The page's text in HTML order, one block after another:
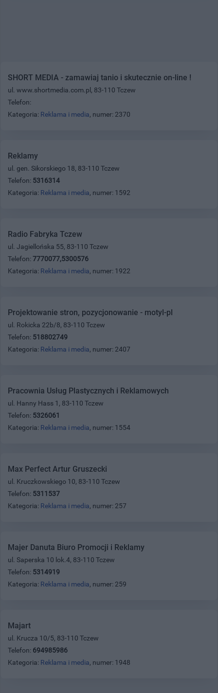
SHORT MEDIA - zamawiaj tanio i skutecznie on-line !
ul. www.shortmedia.com.pl, 83-110 Tczew
Telefon:
Kategoria: Reklama i media, numer: 2370
Reklamy
ul. gen. Sikorskiego 18, 83-110 Tczew
Telefon: 5316314
Kategoria: Reklama i media, numer: 1592
Radio Fabryka Tczew
ul. Jagiellońska 55, 83-110 Tczew
Telefon: 7770077,5300576
Kategoria: Reklama i media, numer: 1922
Projektowanie stron, pozycjonowanie - motyl-pl
ul. Rokicka 22b/8, 83-110 Tczew
Telefon: 518802749
Kategoria: Reklama i media, numer: 2407
Pracownia Usług Plastycznych i Reklamowych
ul. Hanny Hass 1, 83-110 Tczew
Telefon: 5326061
Kategoria: Reklama i media, numer: 1554
Max Perfect Artur Gruszecki
ul. Kruczkowskiego 10, 83-110 Tczew
Telefon: 5311537
Kategoria: Reklama i media, numer: 257
Majer Danuta Biuro Promocji i Reklamy
ul. Saperska 10 lok.4, 83-110 Tczew
Telefon: 5314919
Kategoria: Reklama i media, numer: 259
Majart
ul. Krucza 10/5, 83-110 Tczew
Telefon: 694985986
Kategoria: Reklama i media, numer: 1948